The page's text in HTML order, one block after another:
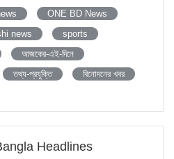
ONE BD News
news
sports
আজকের-এই-দিনে
তথ্য-প্রযুক্তি
বিনোদনের খবর
Bangla Headlines